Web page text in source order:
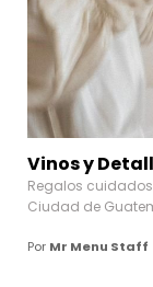
Vinos y
Regalos
Ciudad de
Por Mr Menu Staff